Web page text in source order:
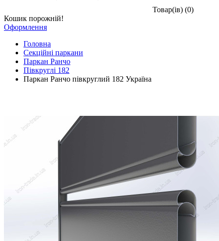
Товар(iв) (0)
Кошик порожній!
Оформлення
Головна
Секційні паркани
Паркан Ранчо
Півкруглі 182
Паркан Ранчо півкруглий 182 Україна